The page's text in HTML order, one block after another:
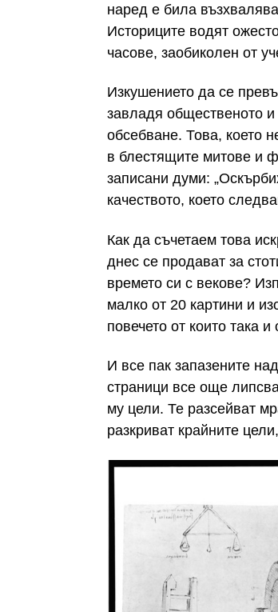
наред е била
Историците водят
часове, заобиколен от
Изкушението да се
завладя общественото
обсебване. Това, което
в блестящите митове и
записани думи:
качеството, което
Как да съчетаем това
днес се продават за
времето си с векове?
малко от 20 картини и
повечето от които така
И все пак запазените
страници все още
му цели. Те разсейват
разкриват крайните